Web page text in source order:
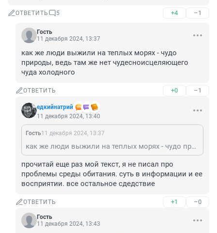
ОТВЕТИТЬ 5 +4 –1
Гость
11 декабря 2024, 13:37
как же люди выжили на теплых морях - чудо
природы, ведь там же нет чудесноисцеляющего
чуда холодного
ОТВЕТИТЬ +0 –1
едкийнатрий
11 декабря 2024, 13:40
Гость11 декабря 2024, 13:37
как же люди выжили на теплых морях - чудо природы, ведь там же нет чудесноисцеляющего чуда холодного
прочитай еще раз мой текст, я не писал про
проблемы среды обитания. суть в информации и ее
восприятии. все остальное сдедствие
ОТВЕТИТЬ +1 –0
Гость
11 декабря 2024, 13:43